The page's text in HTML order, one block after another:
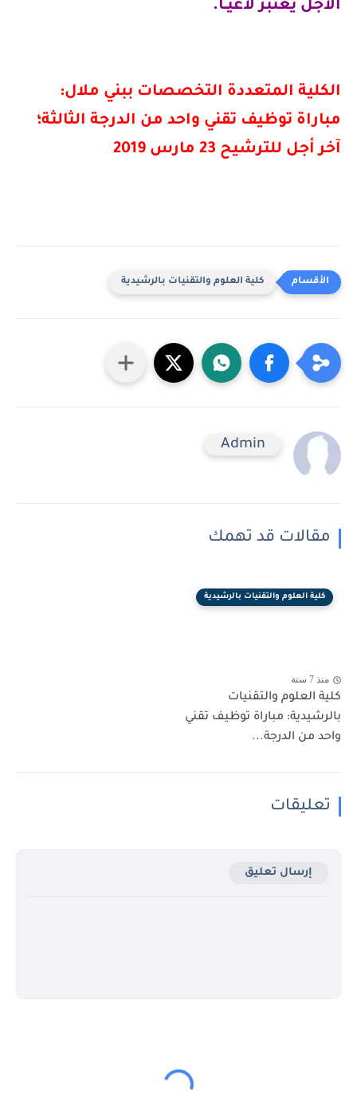
الأجل يعتبر لاغيــا.
الكلية المتعددة التخصصات ببني ملال:
مباراة توظيف تقني واحد من الدرجة الثالثة؛
آخر أجل للترشيح 23 مارس 2019
كلية العلوم والتقنيات بالرشيدية
Admin
مقالات قد تهمك
كلية العلوم والتقنيات بالرشيدية
منذ 7 سنة
كلية العلوم والتقنيات
بالرشيدية: مباراة توظيف تقني
واحد من الدرجة...
تعليقات
إرسال تعليق